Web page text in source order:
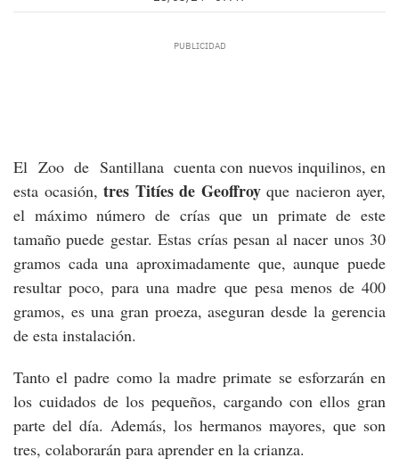
El Zoo de Santillana cuenta con nuevos inquilinos, en
esta ocasión, tres Titíes de Geoffroy que nacieron ayer,
el máximo número de crías que un primate de este
tamaño puede gestar. Estas crías pesan al nacer unos 30
gramos cada una aproximadamente que, aunque puede
resultar poco, para una madre que pesa menos de 400
gramos, es una gran proeza, aseguran desde la gerencia
de esta instalación.
Tanto el padre como la madre primate se esforzarán en
los cuidados de los pequeños, cargando con ellos gran
parte del día. Además, los hermanos mayores, que son
tres, colaborarán para aprender en la crianza.